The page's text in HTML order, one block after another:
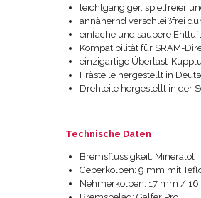
leichtgängiger, spielfreier
annähernd verschleißfrei
einfache und saubere
Kompatibilität für SRAM-
einzigartige Überlast-
Frästeile hergestellt in
Drehteile hergestellt in der
Technische Daten
Bremsflüssigkeit: Mineralöl
Geberkolben: 9 mm mit
Nehmerkolben: 17 mm / 16